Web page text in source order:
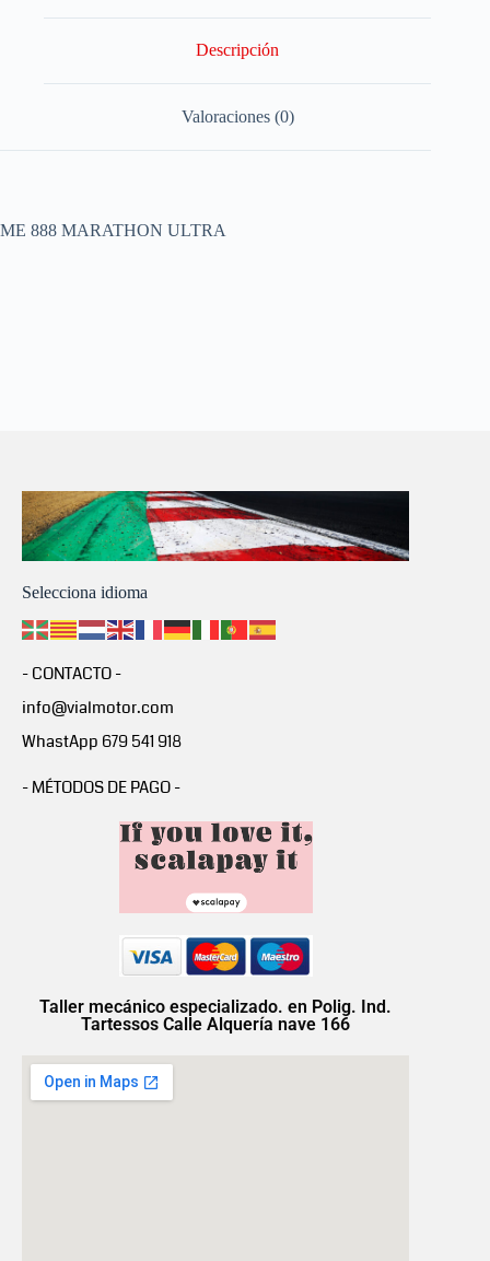
Descripción
Valoraciones (0)
ME 888 MARATHON ULTRA
Selecciona idioma
- CONTACTO -
info@vialmotor.com
WhastApp 679 541 918
- MÉTODOS DE PAGO -
Taller mecánico especializado. en Polig. Ind.
Tartessos Calle Alquería nave 166